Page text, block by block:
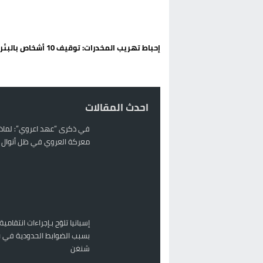
إحباط تهريب المخدرات: توقيف 10 أشخاص بالبئر الجديد
احدث المقالات
في ذكرى “عهد اعروي”:
معركة العروي في ظل
إسبانيا تلوّح بـإجراءات
بسبب الضوابط الحدودية
شنغن